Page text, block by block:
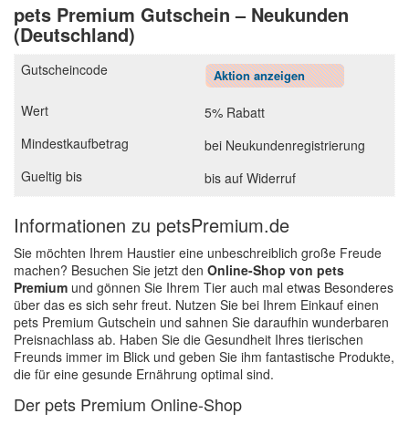
pets Premium Gutschein – Neukunden
(Deutschland)
Aktion anzeigen
5% Rabatt
bei Neukundenregistrierung
bis auf Widerruf
Informationen zu petsPremium.de
Sie möchten Ihrem Haustier eine unbeschreiblich große Freude
machen? Besuchen Sie jetzt den Online-Shop von pets
Premium und gönnen Sie Ihrem Tier auch mal etwas Besonderes
über das es sich sehr freut. Nutzen Sie bei Ihrem Einkauf einen
pets Premium Gutschein und sahnen Sie daraufhin wunderbaren
Preisnachlass ab. Haben Sie die Gesundheit Ihres tierischen
Freunds immer im Blick und geben Sie ihm fantastische Produkte,
die für eine gesunde Ernährung optimal sind.
Der pets Premium Online-Shop